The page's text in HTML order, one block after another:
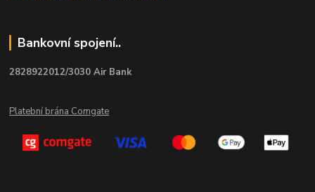
Bankovní spojení..
2828922012/3030 Air Bank
Platební brána Comgate